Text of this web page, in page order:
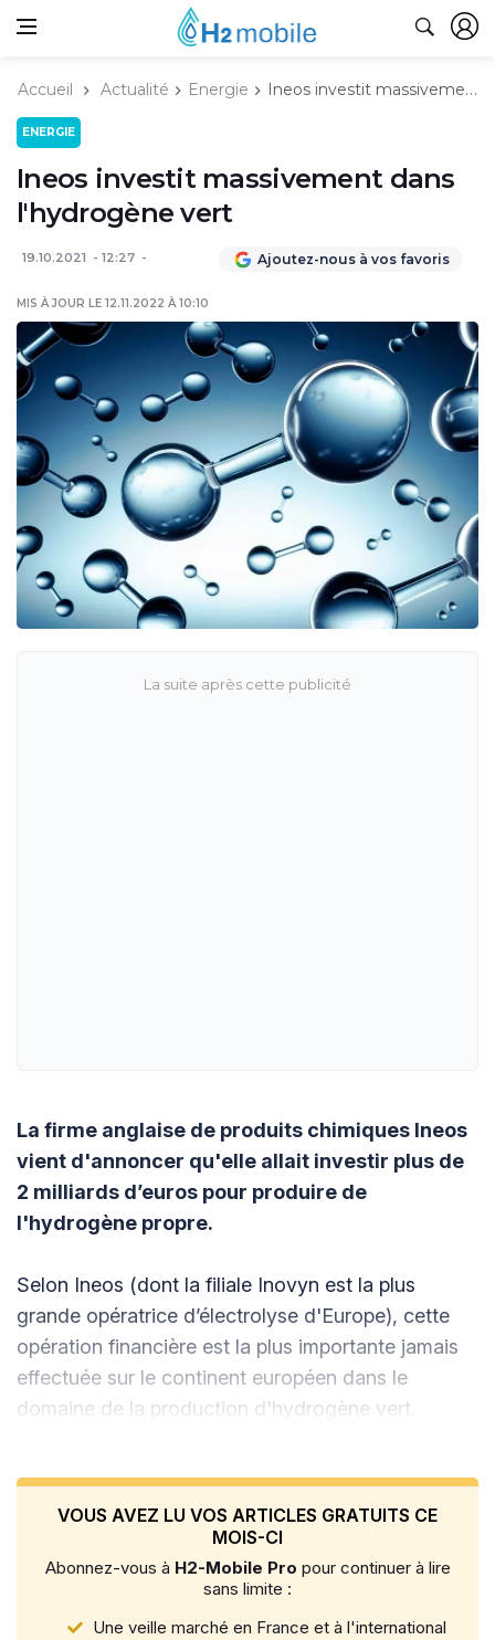
Accueil Actualité Energie Ineos investit massivement dans l'hydrogène vert
ENERGIE
Ineos investit massivement dans
l'hydrogène vert
19.10.2021 12:27 Ajoutez-nous à vos favoris
MIS À JOUR LE 12.11.2022 À 10:10
La firme anglaise de produits chimiques Ineos
vient d'annoncer qu'elle allait investir plus de
2 milliards d’euros pour produire de
l'hydrogène propre.
Selon Ineos (dont la filiale Inovyn est la plus
grande opératrice d’électrolyse d'Europe), cette
opération financière est la plus importante jamais
effectuée sur le continent européen dans le
domaine de la production d'hydrogène vert.
VOUS AVEZ LU VOS ARTICLES GRATUITS CE
MOIS-CI
Abonnez-vous à H2-Mobile Pro pour continuer à lire
sans limite :
Une veille marché en France et à l'international